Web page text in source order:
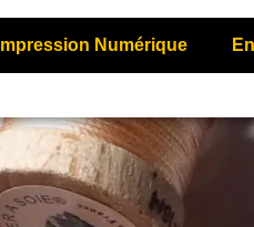
Impression Numérique